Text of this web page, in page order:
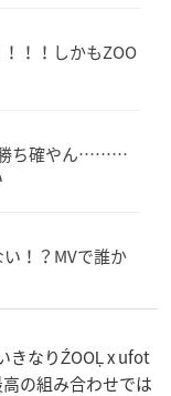
！！しかもZOO
勝ち確やん………
！？MVで誰か
きなりŹOOĻ x ufot
の組み合わせでは